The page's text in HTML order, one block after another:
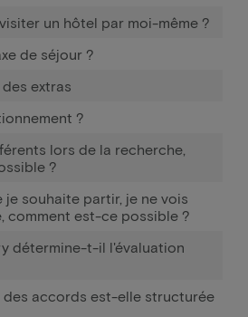
un hôtel par moi-même ?
de séjour ?
extras
?
lors de la recherche,
?
je souhaite partir, je ne vois
comment est-ce possible ?
détermine-t-il l'évaluation
des accords est-elle structurée